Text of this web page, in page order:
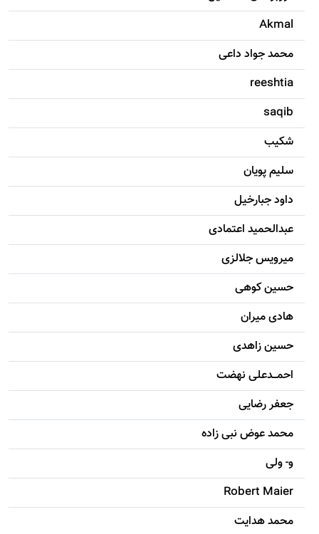
Akmal
محمد جواد داعی
reeshtia
saqib
شکيب
سليم پویان
داود جبارخیل
عبدالحمید اعتمادی
میرویس جلالزی
حسين کوهی
هادی ميران
حسين زاهدی
احمـــدعلی نهضت
جعفر رضایی
محمد عوض نبی زاده
و- ولی
Robert Maier
محمد هدایت